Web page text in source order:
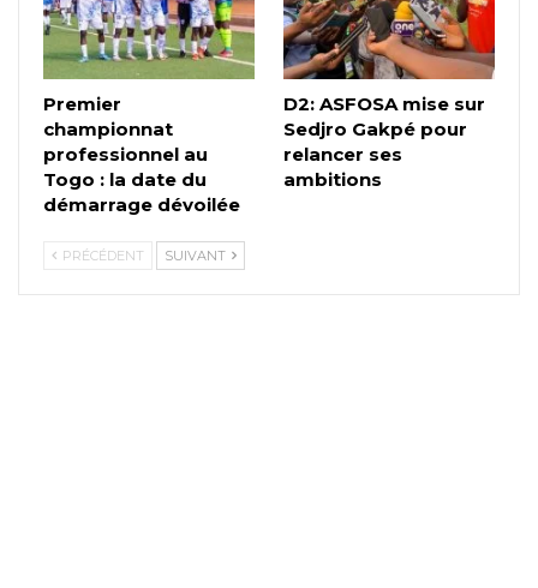
Premier
championnat
professionnel au
Togo : la date du
démarrage dévoilée
D2: ASFOSA mise sur
Sedjro Gakpé pour
relancer ses
ambitions
PRÉCÉDENT SUIVANT